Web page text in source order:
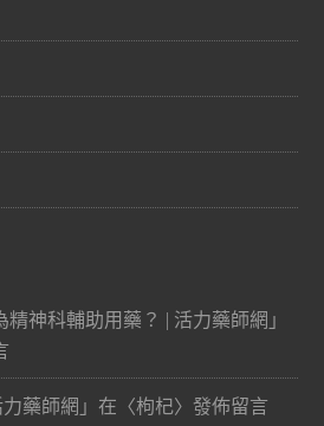
精神科輔助用藥？ | 活力藥師網 」
藥師網 」在〈枸杞〉發佈留言